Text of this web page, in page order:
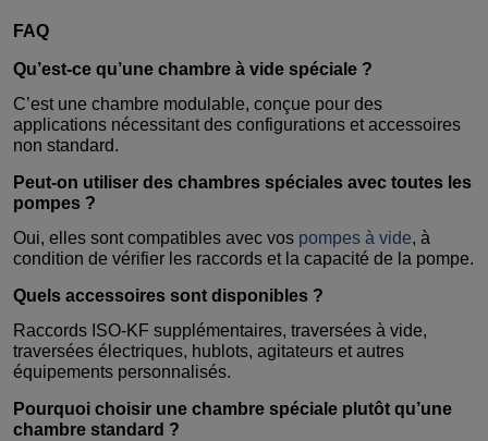
FAQ
Qu’est-ce qu’une chambre à vide spéciale ?
C’est une chambre modulable, conçue pour des
applications nécessitant des configurations et accessoires
non standard.
Peut-on utiliser des chambres spéciales avec toutes les
pompes ?
Oui, elles sont compatibles avec vos pompes à vide, à
condition de vérifier les raccords et la capacité de la pompe.
Quels accessoires sont disponibles ?
Raccords ISO-KF supplémentaires, traversées à vide,
traversées électriques, hublots, agitateurs et autres
équipements personnalisés.
Pourquoi choisir une chambre spéciale plutôt qu’une
chambre standard ?